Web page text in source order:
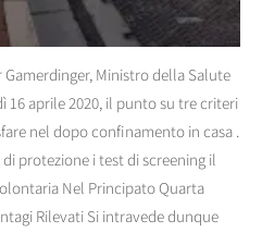
Gamerdinger, Ministro della Salute
16 aprile 2020, il punto su tre criteri
nel dopo confinamento in casa .
protezione i test di screening il
Nel Principato Quarta
Rilevati Si intravede dunque